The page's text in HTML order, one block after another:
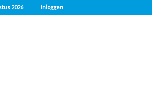
2026 Inloggen